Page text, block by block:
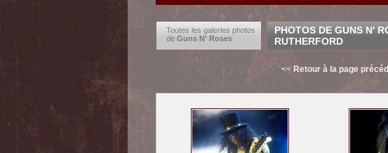
Toutes les galeries photos
de Guns N' Roses
PHOTOS DE GUNS N'
RUTHERFORD
<< Retour à la page